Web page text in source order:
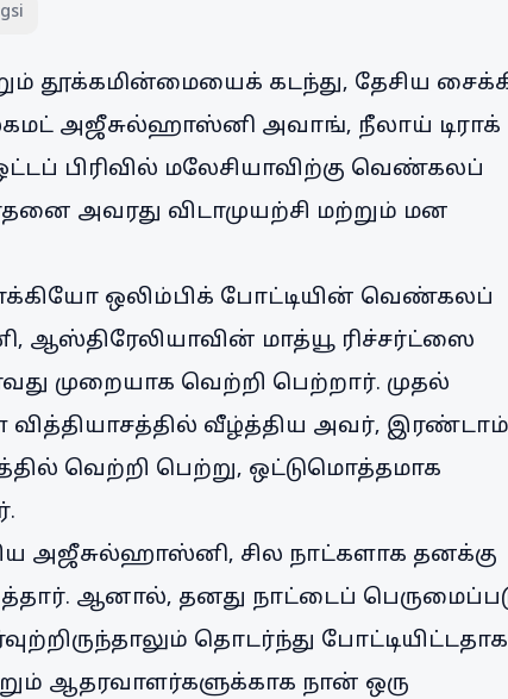
தூக்கமின்மையைக் கடந்து, தேசிய
அஜீசுல்ஹாஸ்னி அவாங், நீலாய் டிராக்
பிரிவில் மலேசியாவிற்கு வெண்கலப்
அவரது விடாமுயற்சி மற்றும் மன
ஒலிம்பிக் போட்டியின் வெண்கலப்
மாத்யூ ரிச்சர்ட்ஸை
முறையாக வெற்றி பெற்றார். முதல்
வித்தியாசத்தில் வீழ்த்திய அவர், இரண்டாம்
வெற்றி பெற்று, ஒட்டுமொத்தமாக
அஜீசுல்ஹாஸ்னி, சில நாட்களாக தனக்கு
ஆனால், தனது நாட்டைப்
தொடர்ந்து
ஆதரவாளர்களுக்காக நான் ஒரு